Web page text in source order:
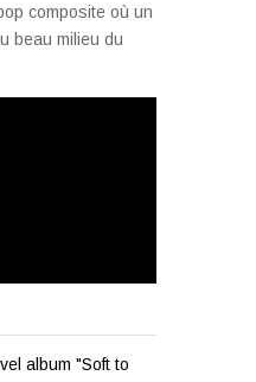
composite où un
beau milieu du
album "Soft to